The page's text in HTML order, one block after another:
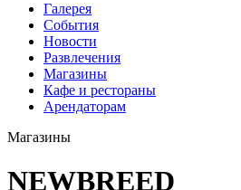
Галерея
События
Новости
Развлечения
Магазины
Кафе и рестораны
Арендаторам
Магазины
NEWBREED